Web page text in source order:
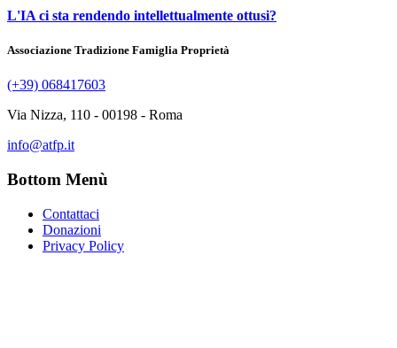
L'IA ci sta rendendo intellettualmente ottusi?
Associazione Tradizione Famiglia Proprietà
(+39) 068417603
Via Nizza, 110 - 00198 - Roma
info@atfp.it
Bottom Menù
Contattaci
Donazioni
Privacy Policy